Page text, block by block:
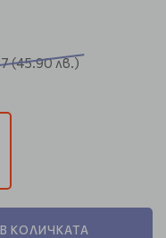
(45.90 лв.)
КОЛИЧКАТА